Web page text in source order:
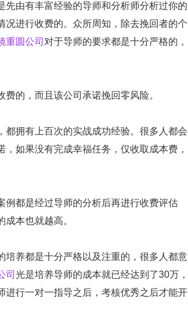
由有丰富经验的导师和分析师分析过你的
进行收费的。众所周知，除去挽回者的个
重圆公司 对于导师的要求都是十分严格的，
费的，而且该公司承诺挽回零风险。
拥有上百次的实战成功经验。很多人都会
，如果没有完成幸福任务，仅收取成本费，
例都是经过导师的分析后再进行收费评估
本也就越高。
培养都是十分严格以及注重的，很多人都意
司 光是培养导师的成本就已经达到了30万，
进行一对一指导之后，考核优秀之后才能开